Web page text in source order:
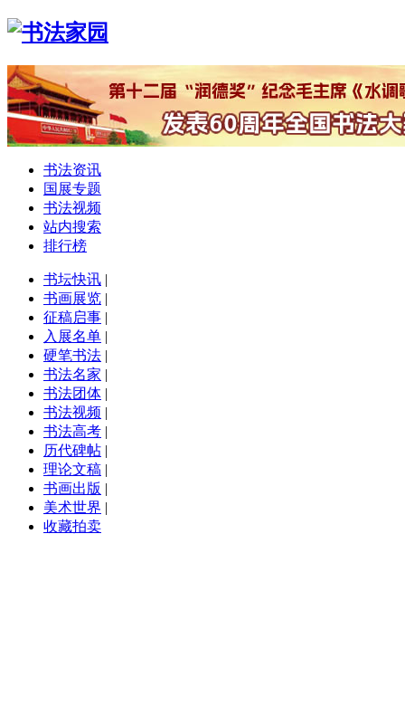
书法资讯
国展专题
书法视频
站内搜索
排行榜
书坛快讯 |
书画展览 |
征稿启事 |
入展名单 |
硬笔书法 |
书法名家 |
书法团体 |
书法视频 |
书法高考 |
历代碑帖 |
理论文稿 |
书画出版 |
美术世界 |
收藏拍卖